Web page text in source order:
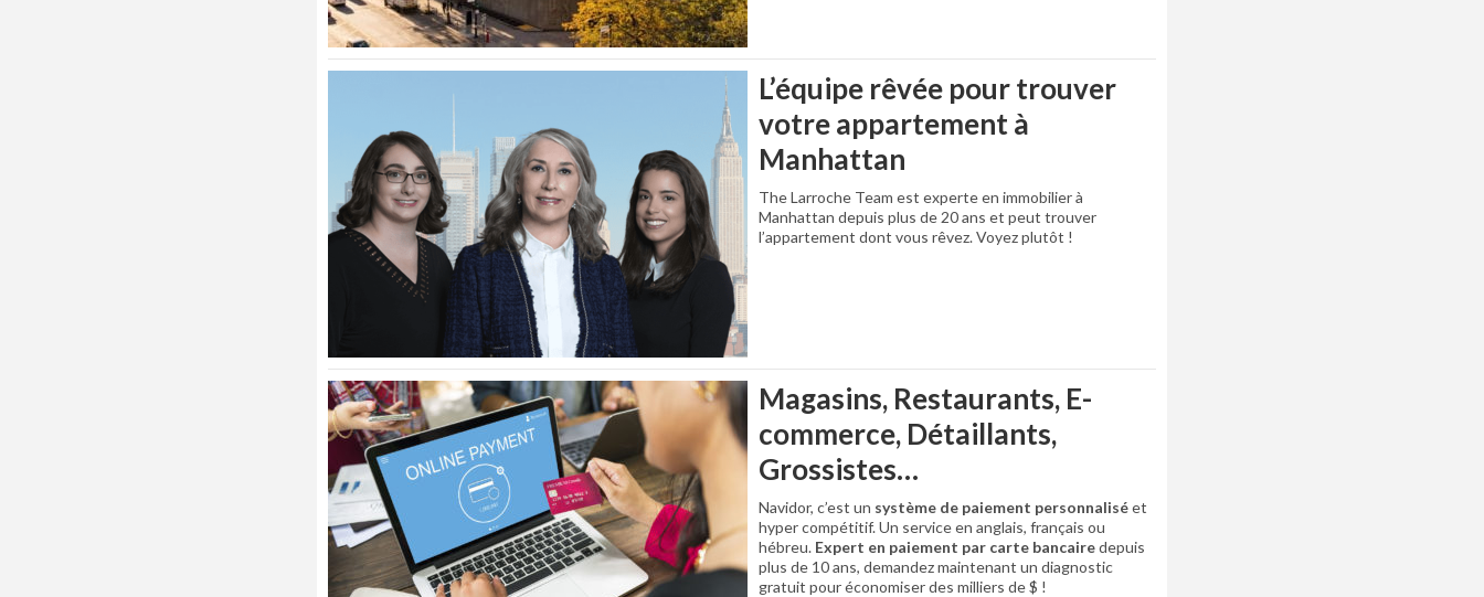
L’équipe rêvée pour trouver
votre appartement à
Manhattan
The Larroche Team est experte en immobilier à
Manhattan depuis plus de 20 ans et peut trouver
l’appartement dont vous rêvez. Voyez plutôt !
Magasins, Restaurants, E-
commerce, Détaillants,
Grossistes…
Navidor, c’est un système de paiement personnaliséet
hyper compétitif. Un service en anglais, français ou
hébreu. Expert en paiement par carte bancairedepuis
plus de 10 ans, demandez maintenant un diagnostic
gratuit pour économiser des milliers de $ !